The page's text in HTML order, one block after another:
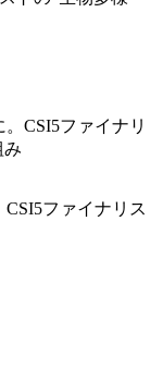
ファイナリス